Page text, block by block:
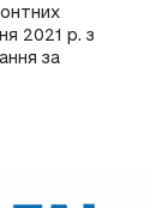
2021 р. з
за